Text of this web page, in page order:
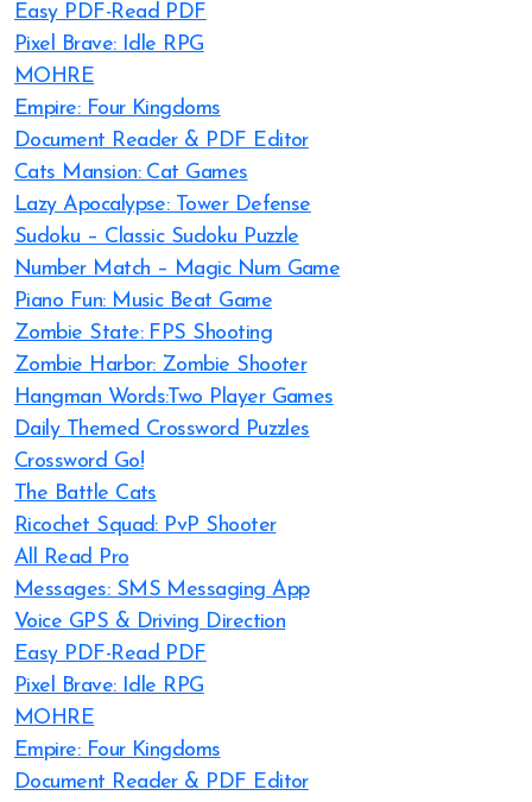
Easy PDF-Read PDF
Pixel Brave: Idle RPG
MOHRE
Empire: Four Kingdoms
Document Reader & PDF Editor
Cats Mansion: Cat Games
Lazy Apocalypse: Tower Defense
Sudoku – Classic Sudoku Puzzle
Number Match – Magic Num Game
Piano Fun: Music Beat Game
Zombie State: FPS Shooting
Zombie Harbor: Zombie Shooter
Hangman Words:Two Player Games
Daily Themed Crossword Puzzles
Crossword Go!
The Battle Cats
Ricochet Squad: PvP Shooter
All Read Pro
Messages: SMS Messaging App
Voice GPS & Driving Direction
Easy PDF-Read PDF
Pixel Brave: Idle RPG
MOHRE
Empire: Four Kingdoms
Document Reader & PDF Editor